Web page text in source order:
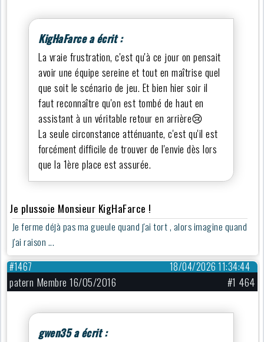
KigHaFarce a écrit :
La vraie frustration, c'est qu'à ce jour on pensait
avoir une équipe sereine et tout en maîtrise quel
que soit le scénario de jeu. Et bien hier soir il
faut reconnaître qu'on est tombé de haut en
assistant à un véritable retour en arrière😢
La seule circonstance atténuante, c'est qu'il est
forcément difficile de trouver de l'envie dès lors
que la 1ère place est assurée.
Je plussoie Monsieur KigHaFarce !
Je ferme déjà pas ma gueule quand j'ai tort , alors imagine quand
j'ai raison ...
18/04/2026 11:34:44
#1467
patern Membre 16/05/2016 #1 464
gwen35 a écrit :